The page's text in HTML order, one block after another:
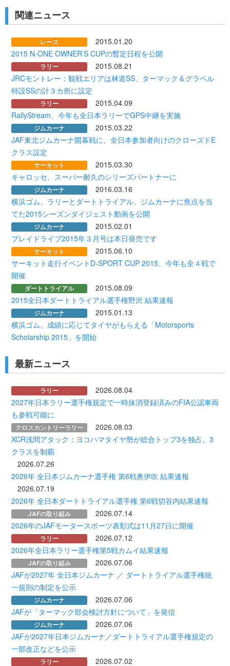
関連ニュース
レース
2015.01.20
2015 N-ONE OWNER’S CUPの暫定日程を公開
ラリー
2015.08.21
JRCモントレー：観戦エリアは林道SS、ターマック＆グラベル
特設SSの計３カ所に設定
ラリー
2015.04.09
RallyStream、今年も全日本ラリーでGPS中継を実施
ジムカーナ
2015.03.22
JAF東北ジムカーナ開幕戦に、全日本参加者向けのクローズドE
クラス設定
サーキット
2015.03.30
キャロッセ、スーパー耐久のシリーズパートナーに
ジムカーナ
2016.03.16
横浜ゴム、ラリーとダートトライアル、ジムカーナに焦点を当
てた2015シーズンダイジェスト動画を公開
ジムカーナ
2015.02.01
プレイドライブ2015年３月号は本日発売です
サーキット
2015.06.10
サーキット走行イベントD-SPORT CUP 2015、今年も全４戦で
開催
ダートトライアル
2015.08.09
2015全日本ダートトライアル選手権野沢 結果速報
ジムカーナ
2015.01.13
横浜ゴム、成績に応じてタイヤがもらえる「Motorsports
Scholarship 2015」を開始
最新ニュース
ラリー
2026.08.04
2027年日本ラリー選手権規定で一時抹消登録済みのFIA公認車両
も参戦可能に
クロスカントリーラリー
2026.08.03
XCR浅間アタック：ヨコハマタイヤ勢が総合トップ3を独占。3
クラスを制覇
2026.07.26
2026年 全日本ジムカーナ選手権 第6戦奥伊吹 結果速報
2026.07.19
2026年 全日本ダートトライアル選手権 第6戦切谷内結果速報
JAFの取り組み
2026.07.14
2026年のJAFモータースポーツ表彰式は11月27日に開催
ラリー
2026.07.12
2026年全日本ラリー選手権第5戦カムイ結果速報
JAFの取り組み
2026.07.06
JAFが2027年 全日本ジムカーナ ／ ダートトライアル選手権統
一規則の制定を公示
ジムカーナ
2026.07.06
JAFが「ターマック部会検討方針について」を発信
ジムカーナ
2026.07.06
JAFが2027年日本ジムカーナ／ダートトライアル選手権規定の
一部改正などを公示
ラリー 2026.07.02